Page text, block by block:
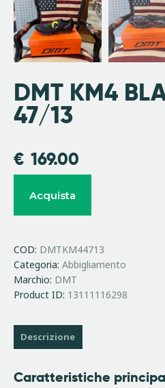
DMT KM4
47/13
€ 169.00
Acquista
COD: DMTKM44713
Categoria: Abbigliamento
Marchio: DMT
Product ID: 13111116298
Descrizione
Caratteristiche